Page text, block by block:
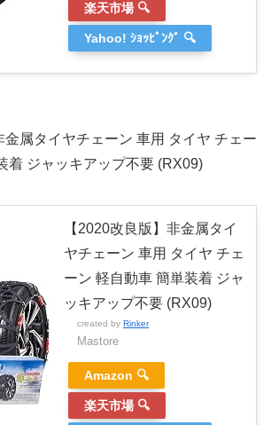
楽天市場 🔍
Yahoo! ｼｮｯﾋﾟﾝｸﾞ 🔍
金属タイヤチェーン 車用 タイヤ チェー
着 ジャッキアップ不要 (RX09)
【2020改良版】非金属タイ
ヤチェーン 車用 タイヤ チェ
ーン 軽自動車 簡単装着 ジャ
ッキアップ不要 (RX09)
created by Rinker
Mastore
Amazon 🔍
楽天市場 🔍